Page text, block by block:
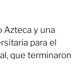
Azteca y una
para el
que terminaron